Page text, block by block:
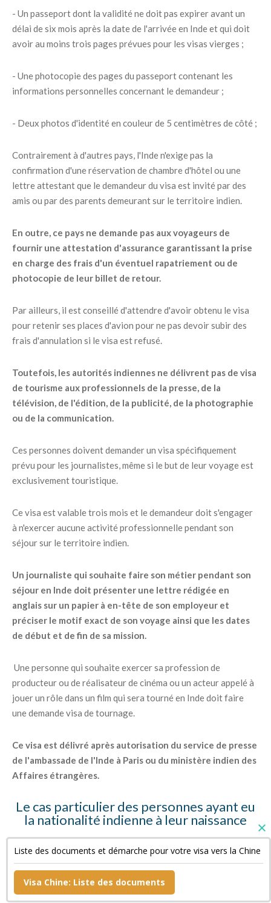
- Un passeport dont la validité ne doit pas expirer avant un
délai de six mois après la date de l'arrivée en Inde et qui doit
avoir au moins trois pages prévues pour les visas vierges ;
- Une photocopie des pages du passeport contenant les
informations personnelles concernant le demandeur ;
- Deux photos d'identité en couleur de 5 centimètres de côté ;
Contrairement à d'autres pays, l'Inde n'exige pas la
confirmation d'une réservation de chambre d'hôtel ou une
lettre attestant que le demandeur du visa est invité par des
amis ou par des parents demeurant sur le territoire indien.
En outre, ce pays ne demande pas aux voyageurs de
fournir une attestation d'assurance garantissant la prise
en charge des frais d'un éventuel rapatriement ou de
photocopie de leur billet de retour.
Par ailleurs, il est conseillé d'attendre d'avoir obtenu le visa
pour retenir ses places d'avion pour ne pas devoir subir des
frais d'annulation si le visa est refusé.
Toutefois, les autorités indiennes ne délivrent pas de visa
de tourisme aux professionnels de la presse, de la
télévision, de l'édition, de la publicité, de la photographie
ou de la communication.
Ces personnes doivent demander un visa spécifiquement
prévu pour les journalistes, même si le but de leur voyage est
exclusivement touristique.
Ce visa est valable trois mois et le demandeur doit s'engager
à n'exercer aucune activité professionnelle pendant son
séjour sur le territoire indien.
Un journaliste qui souhaite faire son métier pendant son
séjour en Inde doit présenter une lettre rédigée en
anglais sur un papier à en-tête de son employeur et
préciser le motif exact de son voyage ainsi que les dates
de début et de fin de sa mission.
Une personne qui souhaite exercer sa profession de
producteur ou de réalisateur de cinéma ou un acteur appelé à
jouer un rôle dans un film qui sera tourné en Inde doit faire
une demande visa de tournage.
Ce visa est délivré après autorisation du service de presse
de l'ambassade de l'Inde à Paris ou du ministère indien des
Affaires étrangères.
Le cas particulier des personnes ayant eu
la nationalité indienne à leur naissance
Ces personnes doivent fournir des copies de leur « Surrender
Certificate » et de leur passeport indien annulé ainsi qu'une
déclaration sur l'honneur.
Liste des documents et démarche pour votre visa vers la Chine
Visa Chine: Liste des documents